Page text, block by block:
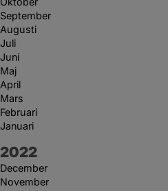
September
Augusti
Juli
Juni
Maj
April
Mars
Februari
Januari
År:
2022
December
November